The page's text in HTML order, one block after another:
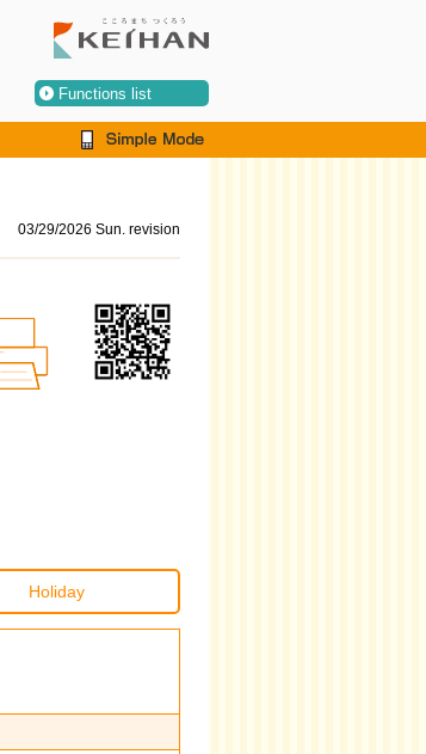
Functions list
03/29/2026 Sun. revision
Holiday